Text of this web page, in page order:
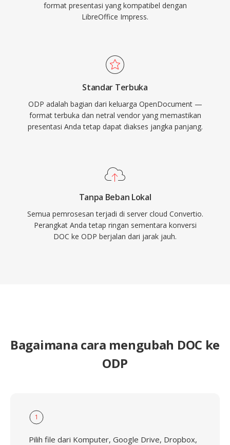
format presentasi yang kompatibel dengan
LibreOffice Impress.
Standar Terbuka
ODP adalah bagian dari keluarga OpenDocument —
format terbuka dan netral vendor yang memastikan
presentasi Anda tetap dapat diakses jangka panjang.
Tanpa Beban Lokal
Semua pemrosesan terjadi di server cloud Convertio.
Perangkat Anda tetap ringan sementara konversi
DOC ke ODP berjalan dari jarak jauh.
Bagaimana cara mengubah DOC ke
ODP
1
Pilih file dari Komputer, Google Drive, Dropbox,